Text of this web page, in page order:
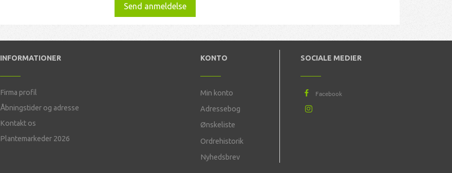
Send anmeldelse
INFORMATIONER
Firma profil
Åbningstider og adresse
Kontakt os
Plantemarkeder 2026
KONTO
Min konto
Adressebog
Ønskeliste
Ordrehistorik
Nyhedsbrev
SOCIALE MEDIER